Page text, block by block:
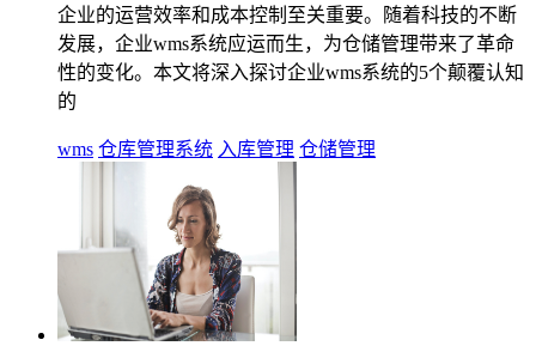
企业的运营效率和成本控制至关重要。随着科技的不断
发展，企业wms系统应运而生，为仓储管理带来了革命
性的变化。本文将深入探讨企业wms系统的5个颠覆认知
的
wms 仓库管理系统 入库管理 仓储管理